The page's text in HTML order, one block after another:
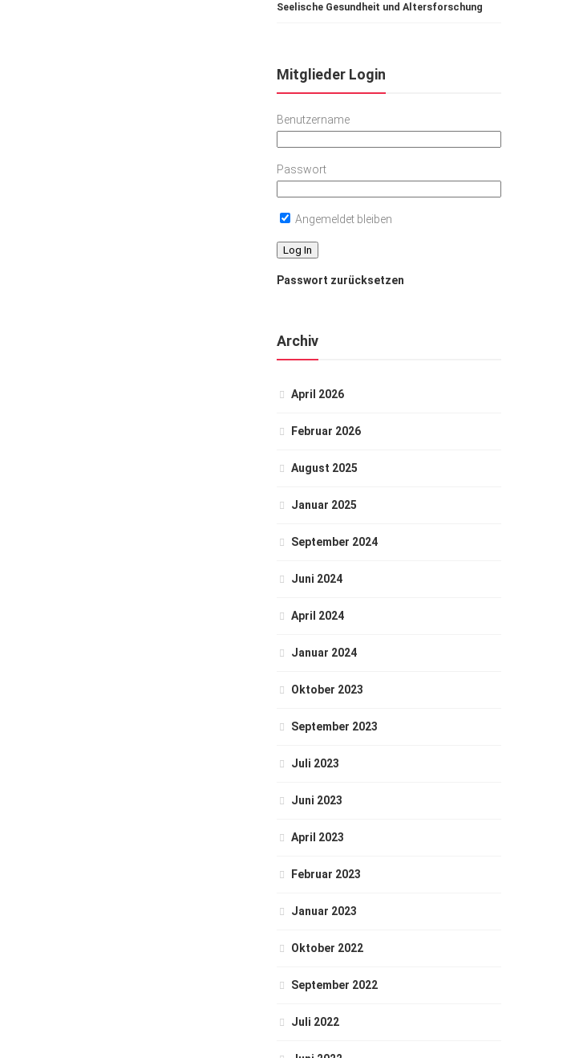
Seelische Gesundheit und Altersforschung
Mitglieder Login
Benutzername
Passwort
Angemeldet bleiben
Passwort zurücksetzen
Archiv
April 2026
Februar 2026
August 2025
Januar 2025
September 2024
Juni 2024
April 2024
Januar 2024
Oktober 2023
September 2023
Juli 2023
Juni 2023
April 2023
Februar 2023
Januar 2023
Oktober 2022
September 2022
Juli 2022